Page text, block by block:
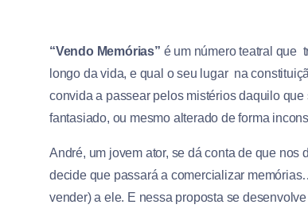
“Vendo Memórias” é um número teatral que
longo da vida, e qual o seu lugar na
convida a passear pelos mistérios daquilo
fantasiado, ou mesmo alterado de forma
André, um jovem ator, se dá conta de que
decide que passará a comercializar
vender) a ele. E nessa proposta se